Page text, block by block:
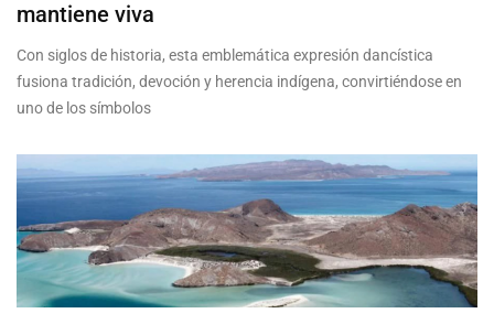
mantiene viva
Con siglos de historia, esta emblemática expresión dancística
fusiona tradición, devoción y herencia indígena, convirtiéndose en
uno de los símbolos